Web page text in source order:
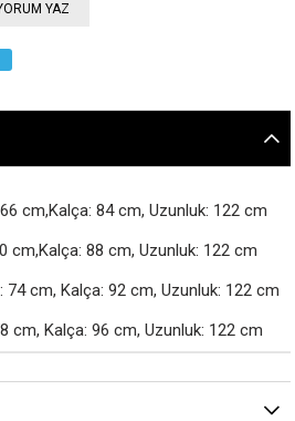
YAZ
cm,Kalça: 84 cm, Uzunluk: 122 cm
cm,Kalça: 88 cm, Uzunluk: 122 cm
74 cm, Kalça: 92 cm, Uzunluk: 122 cm
cm, Kalça: 96 cm, Uzunluk: 122 cm